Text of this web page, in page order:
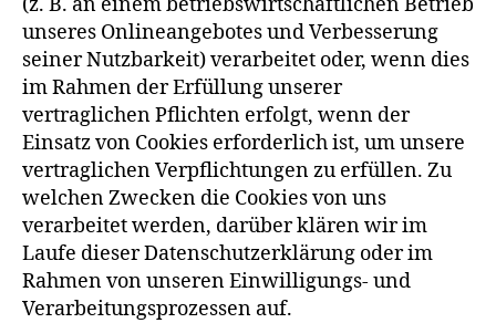
unseres Onlineangebotes und Verbesserung
seiner Nutzbarkeit) verarbeitet oder, wenn dies
im Rahmen der Erfüllung unserer
vertraglichen Pflichten erfolgt, wenn der
Einsatz von Cookies erforderlich ist, um unsere
vertraglichen Verpflichtungen zu erfüllen. Zu
welchen Zwecken die Cookies von uns
verarbeitet werden, darüber klären wir im
Laufe dieser Datenschutzerklärung oder im
Rahmen von unseren Einwilligungs- und
Verarbeitungsprozessen auf.